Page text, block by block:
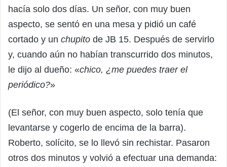
hacía solo dos días. Un señor, con muy buen
aspecto, se sentó en una mesa y pidió un café
cortado y un chupito de JB 15. Después de servirlo
y, cuando aún no habían transcurrido dos minutos,
le dijo al dueño: «chico, ¿me puedes traer el
periódico?»
(El señor, con muy buen aspecto, solo tenía que
levantarse y cogerlo de encima de la barra).
Roberto, solícito, se lo llevó sin rechistar. Pasaron
otros dos minutos y volvió a efectuar una demanda: